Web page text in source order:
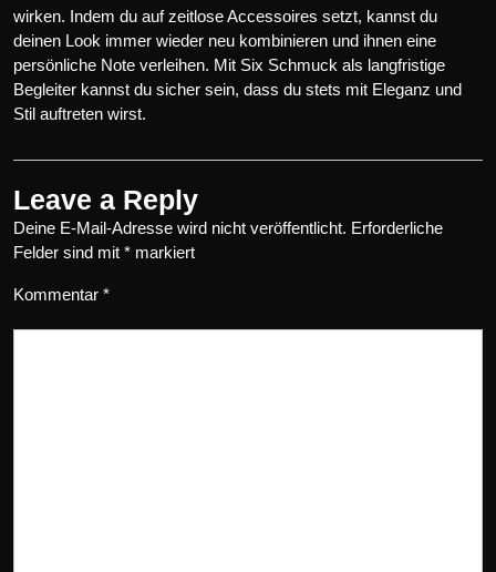
wirken. Indem du auf zeitlose Accessoires setzt, kannst du
deinen Look immer wieder neu kombinieren und ihnen eine
persönliche Note verleihen. Mit Six Schmuck als langfristige
Begleiter kannst du sicher sein, dass du stets mit Eleganz und
Stil auftreten wirst.
Leave a Reply
Deine E-Mail-Adresse wird nicht veröffentlicht. Erforderliche
Felder sind mit * markiert
Kommentar *